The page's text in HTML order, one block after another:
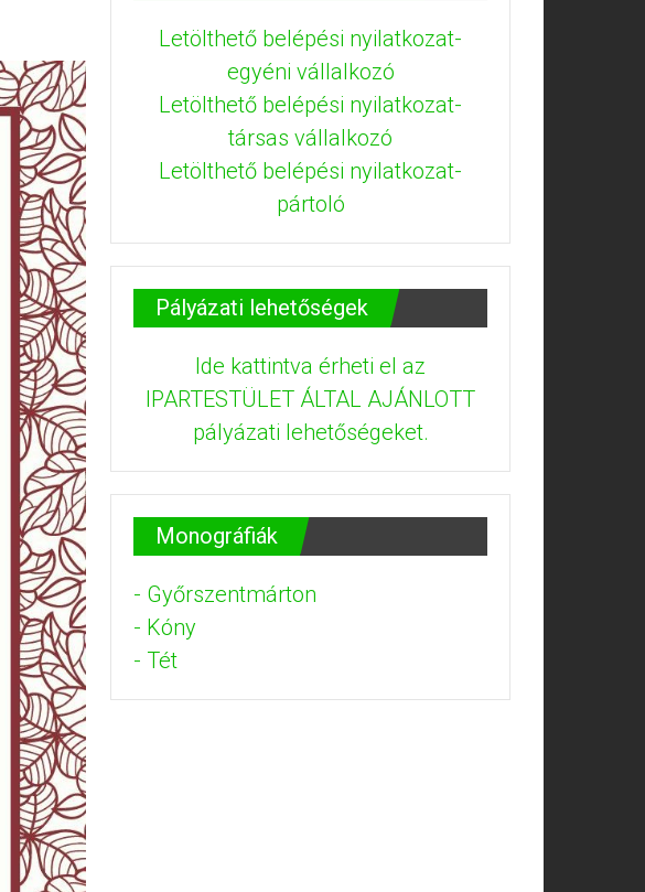
Letölthető belépési nyilatkozat-
egyéni vállalkozó
Letölthető belépési nyilatkozat-
társas vállalkozó
Letölthető belépési nyilatkozat-
pártoló
Pályázati lehetőségek
Ide kattintva érheti el az
IPARTESTÜLET ÁLTAL AJÁNLOTT
pályázati lehetőségeket.
Monográfiák
- Győrszentmárton
- Kóny
- Tét